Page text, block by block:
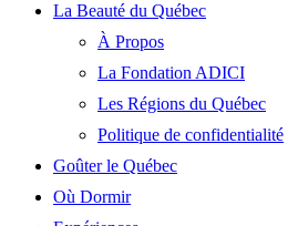
La Beauté du Québec
À Propos
La Fondation ADICI
Les Régions du Québec
Politique de confidentialité
Goûter le Québec
Où Dormir